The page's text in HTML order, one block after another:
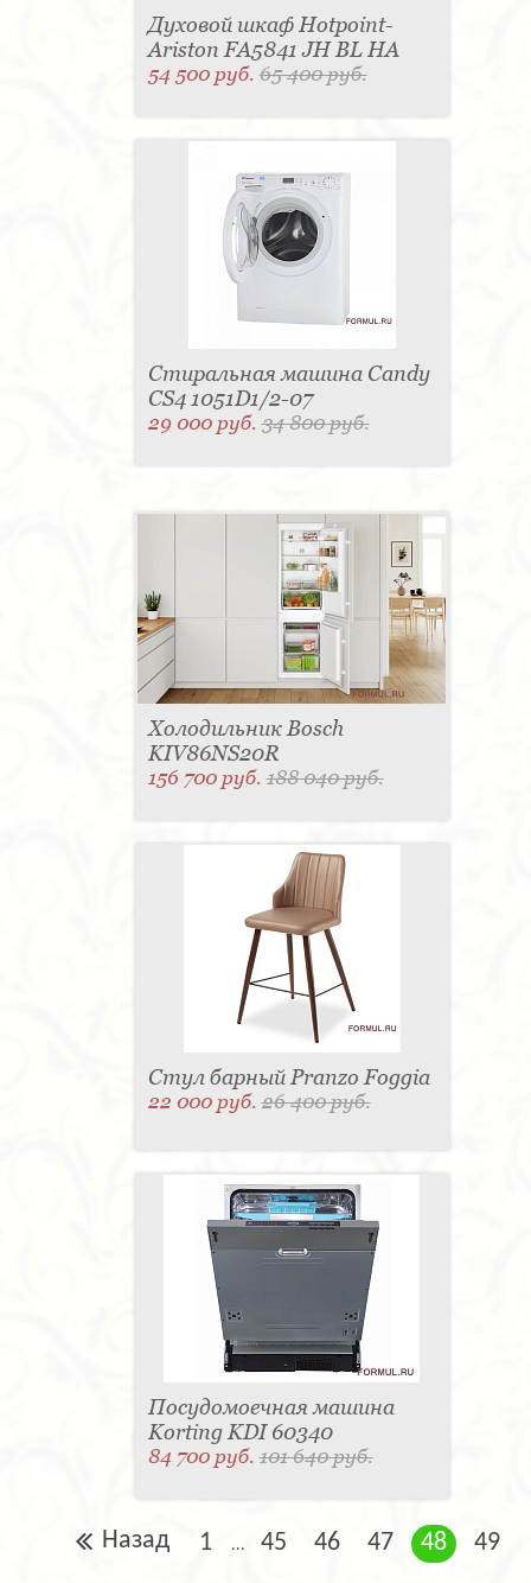
Духовой шкаф Hotpoint-
Ariston FA5841 JH BL HA
54 500 руб.65 400 руб.
Стиральная машина Candy
CS4 1051D1/2-07
29 000 руб.34 800 руб.
Холодильник Bosch
KIV86NS20R
156 700 руб.188 040 руб.
Стул барный Pranzo Foggia
22 000 руб.26 400 руб.
Посудомоечная машина
Korting KDI 60340
84 700 руб.101 640 руб.
Назад 1 ... 45 46 47 48 49